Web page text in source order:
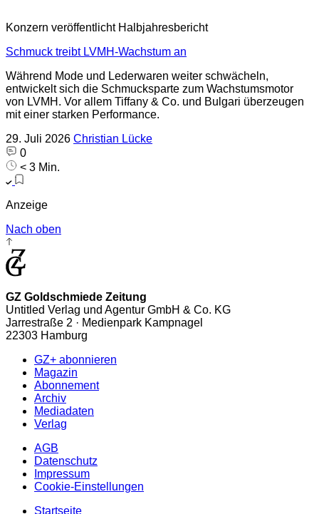
Konzern veröffentlicht Halbjahresbericht
Schmuck treibt LVMH-Wachstum an
Während Mode und Lederwaren weiter schwächeln,
entwickelt sich die Schmucksparte zum Wachstumsmotor
von LVMH. Vor allem Tiffany & Co. und Bulgari überzeugen
mit einer starken Performance.
29. Juli 2026 Christian Lücke
0
< 3 Min.
Anzeige
Nach oben
GZ Goldschmiede Zeitung
Untitled Verlag und Agentur GmbH & Co. KG
Jarrestraße 2 · Medienpark Kampnagel
22303 Hamburg
GZ+ abonnieren
Magazin
Abonnement
Archiv
Mediadaten
Verlag
AGB
Datenschutz
Impressum
Cookie-Einstellungen
Startseite